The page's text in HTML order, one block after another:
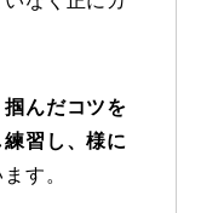
Online Store
掴んだコツを
練習し、様に
す。